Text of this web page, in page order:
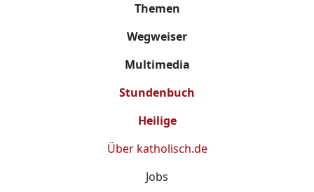
Themen
Wegweiser
Multimedia
Stundenbuch
Heilige
Über katholisch.de
Jobs